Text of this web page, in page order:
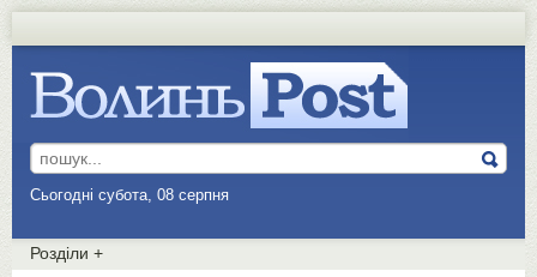
Сьогодні субота, 08 серпня
Розділи +